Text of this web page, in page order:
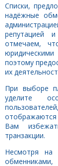
Списки,
надёжные
репутацией
отмечаем,
поэтому
их
При выборе
уделите
Вам
транзакции.
Несмотря